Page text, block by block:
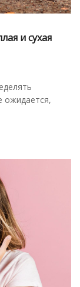
и сухая
ожидается,